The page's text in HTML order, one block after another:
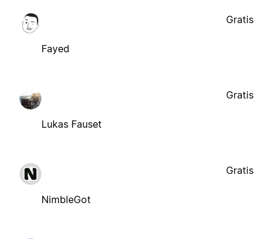
Fayed
Gratis
Lukas Fauset
Gratis
NimbleGot
Gratis